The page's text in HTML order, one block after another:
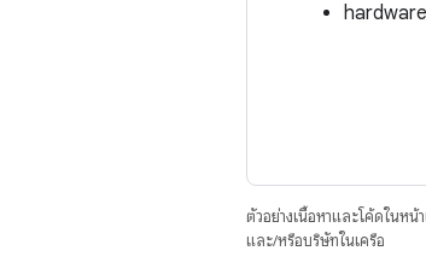
ตัวอย่างเนื้อหาและโค้ดในห
และ/หรือบริษัทในเครือ